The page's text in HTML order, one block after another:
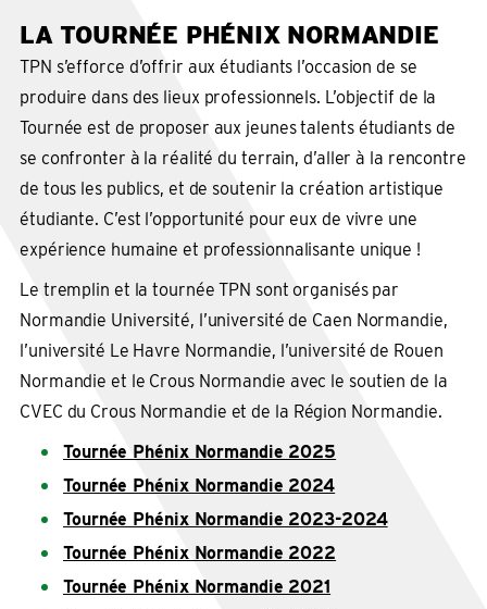
LA TOURNÉE PHÉNIX NORMANDIE
TPN s’efforce d’offrir aux étudiants l’occasion de se
produire dans des lieux professionnels. L’objectif de la
Tournée est de proposer aux jeunes talents étudiants de
se confronter à la réalité du terrain, d’aller à la rencontre
de tous les publics, et de soutenir la création artistique
étudiante. C’est l’opportunité pour eux de vivre une
expérience humaine et professionnalisante unique !
Le tremplin et la tournée TPN sont organisés par
Normandie Université, l’université de Caen Normandie,
l’université Le Havre Normandie, l’université de Rouen
Normandie et le Crous Normandie avec le soutien de la
CVEC du Crous Normandie et de la Région Normandie.
Tournée Phénix Normandie 2025
Tournée Phénix Normandie 2024
Tournée Phénix Normandie 2023-2024
Tournée Phénix Normandie 2022
Tournée Phénix Normandie 2021